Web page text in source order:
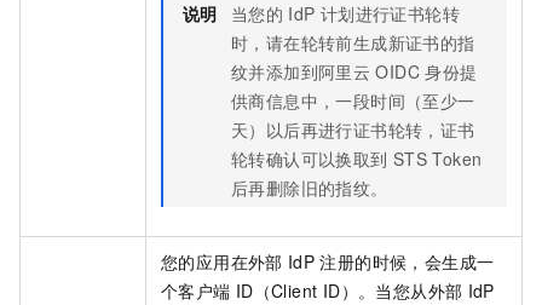
说明 当您的 IdP 计划进行证书轮转
时，请在轮转前生成新证书的指
纹并添加到阿里云 OIDC 身份提
供商信息中，一段时间（至少一
天）以后再进行证书轮转，证书
轮转确认可以换取到 STS Token
后再删除旧的指纹。
您的应用在外部 IdP 注册的时候，会生成一
个客户端 ID（Client ID）。当您从外部 IdP